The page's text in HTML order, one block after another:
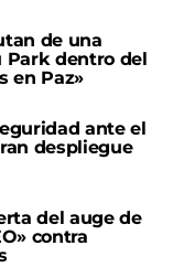
de una
Park dentro del
en Paz»
ante el
despliegue
del auge de
contra